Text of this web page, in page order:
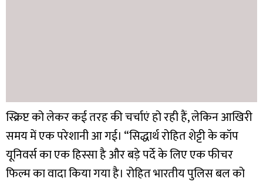
स्क्रिप्ट को लेकर कई तरह की चर्चाएं हो रही हैं, लेकिन आखिरी
समय में एक परेशानी आ गई। “सिद्धार्थ रोहित शेट्टी के कॉप
यूनिवर्स का एक हिस्सा है और बड़े पर्दे के लिए एक फीचर
फिल्म का वादा किया गया है। रोहित भारतीय पुलिस बल को